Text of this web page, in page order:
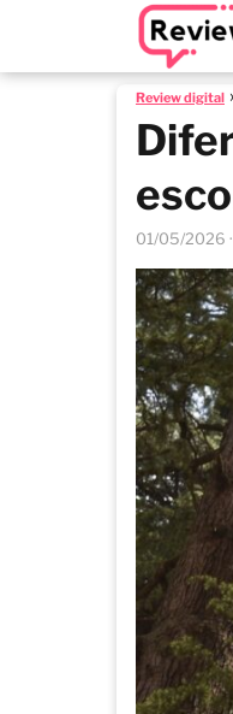
Review digital
01/05/2026